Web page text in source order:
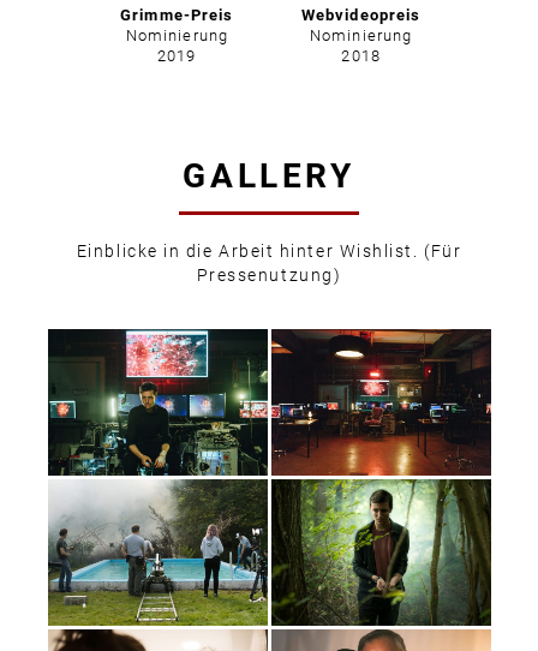
Grimme-Preis
Nominierung
2019
Webvideopreis
Nominierung
2018
GALLERY
Einblicke in die Arbeit hinter Wishlist. (Für
Pressenutzung)